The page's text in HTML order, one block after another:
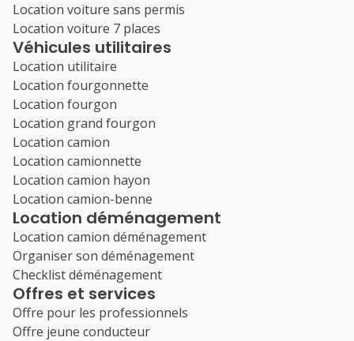
Location voiture sans permis
Location voiture 7 places
Véhicules utilitaires
Location utilitaire
Location fourgonnette
Location fourgon
Location grand fourgon
Location camion
Location camionnette
Location camion hayon
Location camion-benne
Location déménagement
Location camion déménagement
Organiser son déménagement
Checklist déménagement
Offres et services
Offre pour les professionnels
Offre jeune conducteur